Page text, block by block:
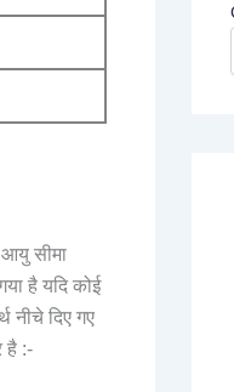
आयु सीमा
है यदि कोई
नीचे दिए गए
है :-